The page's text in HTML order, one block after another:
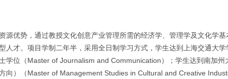
优势，通过教授文化创意产业管理所需的经济学、管理学及文化学基
才。项目学制二年半，采用全日制学习方式，学生达到上海交通大学
学位（Master of Journalism and Communication）；学生达到南加州
）（Master of Management Studies in Cultural and Creative